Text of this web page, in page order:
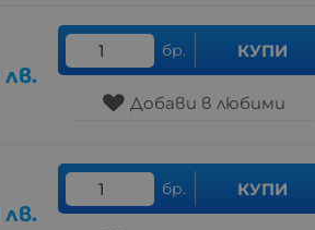
лв.
бр. КУПИ
Добави в любими
лв.
бр. КУПИ